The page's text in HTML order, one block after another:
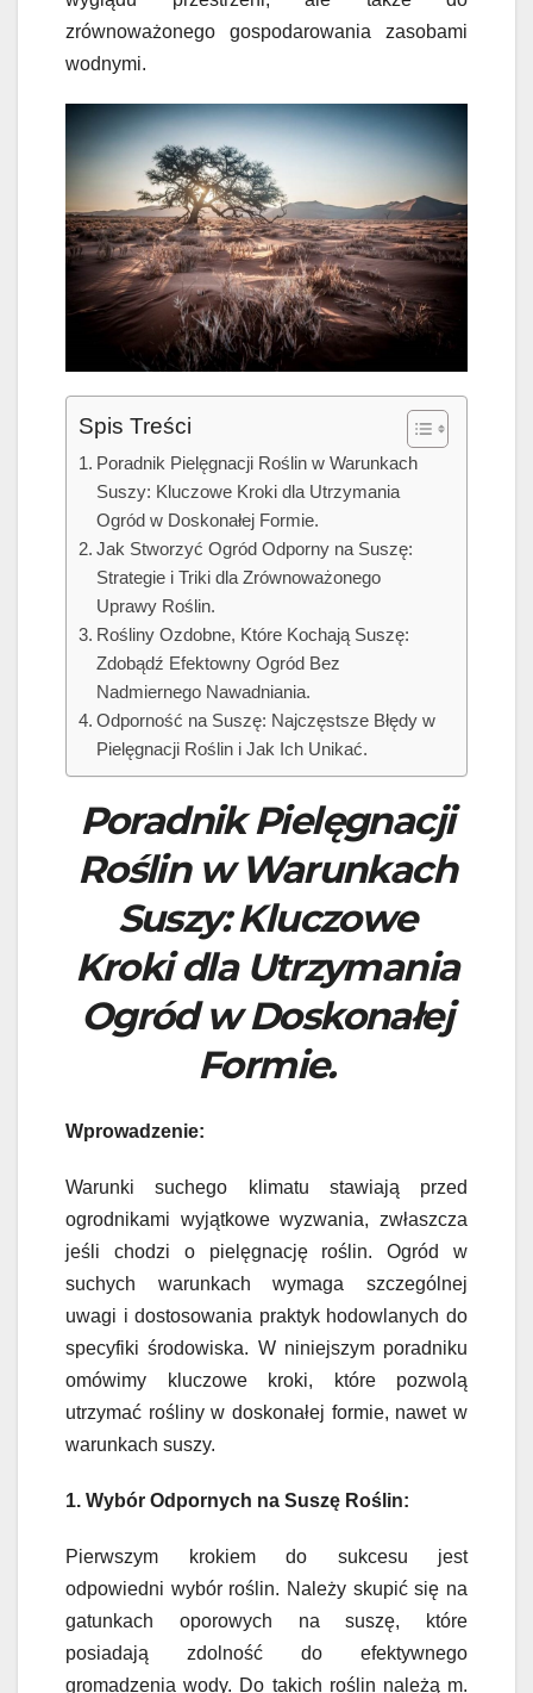
zrównoważonego gospodarowania zasobami
wodnymi.
Spis Treści
Poradnik Pielęgnacji Roślin w Warunkach
Suszy: Kluczowe Kroki dla Utrzymania
Ogród w Doskonałej Formie.
Jak Stworzyć Ogród Odporny na Suszę:
Strategie i Triki dla Zrównoważonego
Uprawy Roślin.
Rośliny Ozdobne, Które Kochają Suszę:
Zdobądź Efektowny Ogród Bez
Nadmiernego Nawadniania.
Odporność na Suszę: Najczęstsze Błędy w
Pielęgnacji Roślin i Jak Ich Unikać.
Poradnik Pielęgnacji
Roślin w Warunkach
Suszy: Kluczowe
Kroki dla Utrzymania
Ogród w Doskonałej
Formie.
Wprowadzenie:
Warunki suchego klimatu stawiają przed
ogrodnikami wyjątkowe wyzwania, zwłaszcza
jeśli chodzi o pielęgnację roślin. Ogród w
suchych warunkach wymaga szczególnej
uwagi i dostosowania praktyk hodowlanych do
specyfiki środowiska. W niniejszym poradniku
omówimy kluczowe kroki, które pozwolą
utrzymać rośliny w doskonałej formie, nawet w
warunkach suszy.
1. Wybór Odpornych na Suszę Roślin:
Pierwszym krokiem do sukcesu jest
odpowiedni wybór roślin. Należy skupić się na
gatunkach oporowych na suszę, które
posiadają zdolność do efektywnego
gromadzenia wody. Do takich roślin należą m.